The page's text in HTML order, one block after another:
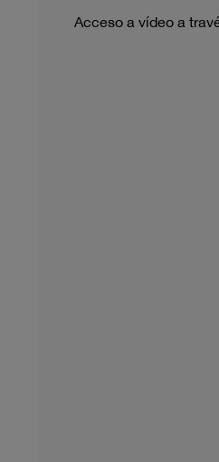
Acceso a vídeo a